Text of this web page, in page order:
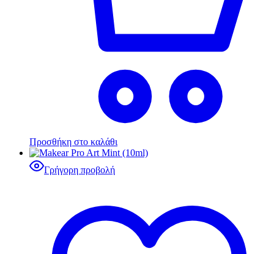
Προσθήκη στο καλάθι
Γρήγορη προβολή